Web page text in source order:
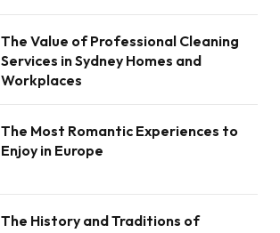
The Value of Professional Cleaning
Services in Sydney Homes and
Workplaces
The Most Romantic Experiences to
Enjoy in Europe
The History and Traditions of